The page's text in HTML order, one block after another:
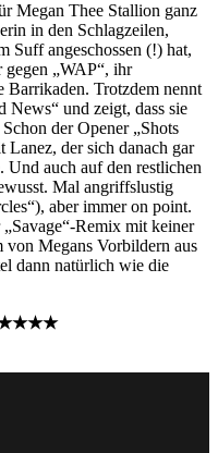
Megan Thee Stallion ganz
in den Schlagzeilen,
Suff angeschossen (!) hat,
gegen „WAP“, ihr
Trotzdem nennt
und zeigt, dass sie
der Opener „Shots
Lanez, der sich danach gar
Und auch auf den restlichen
Mal angriffslustig
aber immer on point.
Remix mit keiner
von Megans Vorbildern aus
dann natürlich wie die